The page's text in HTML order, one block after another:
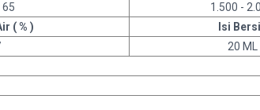
65
1.500 -
( % )
Isi
20 ML